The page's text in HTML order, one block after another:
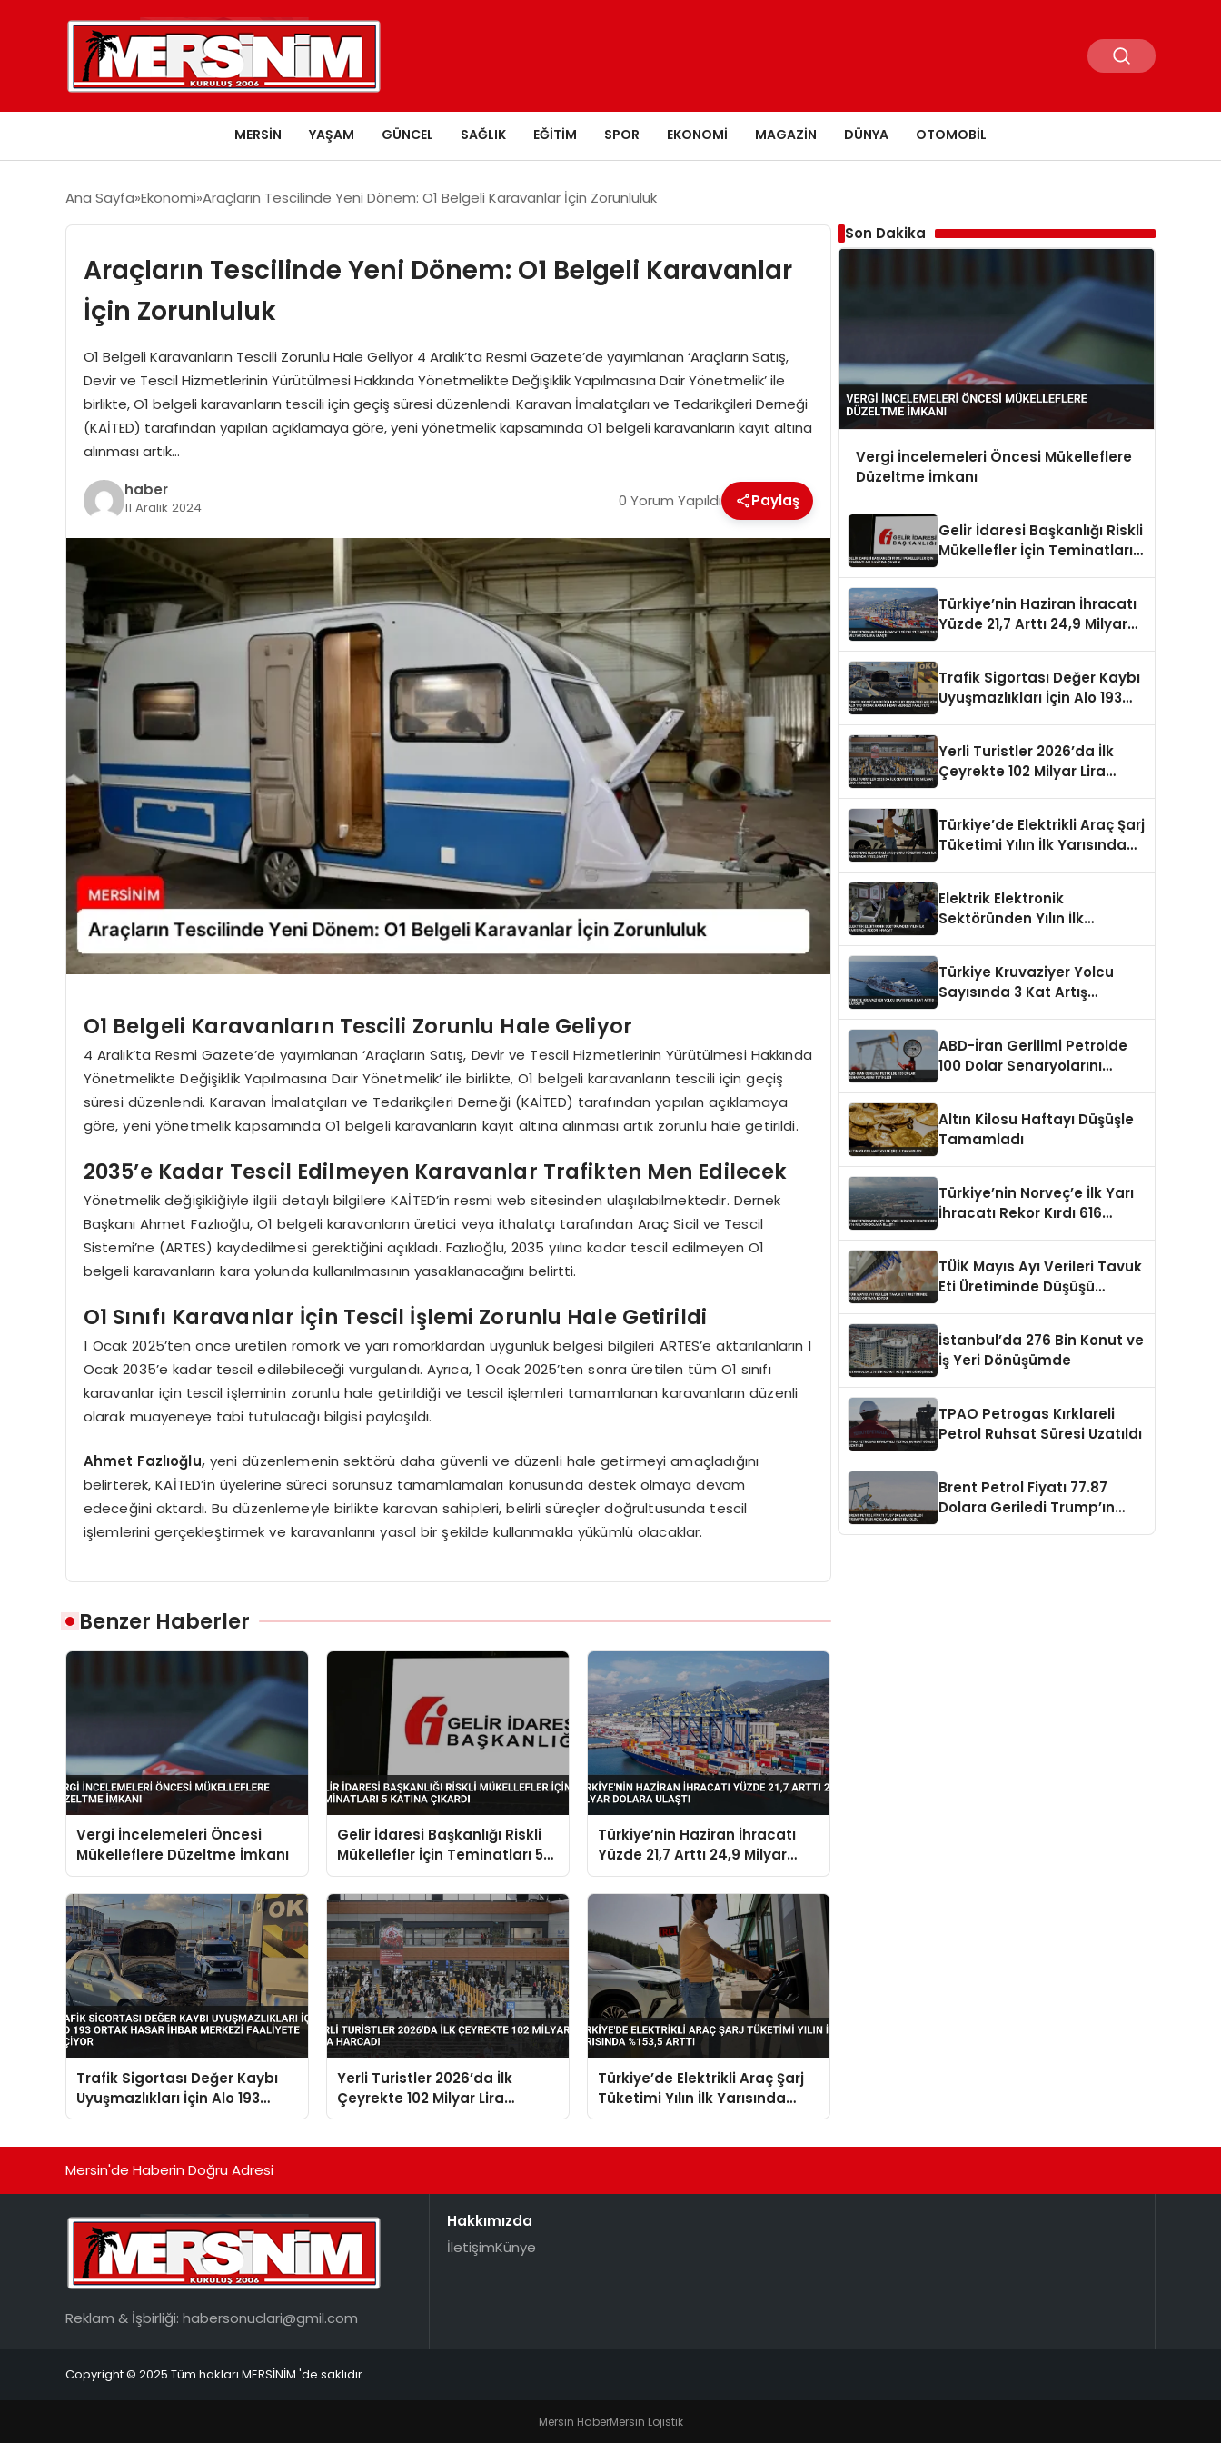
MERSIN YAŞAM GÜNCEL SAĞLIK EĞITIM SPOR EKONOMI MAGAZIN DÜNYA OTOMOBIL
Ana Sayfa Ekonomi Araçların Tescilinde Yeni Dönem: O1 Belgeli Karavanlar İçin Zorunluluk
Araçların Tescilinde Yeni Dönem: O1 Belgeli Karavanlar
İçin Zorunluluk
O1 Belgeli Karavanların Tescili Zorunlu Hale Geliyor 4 Aralık’ta Resmi Gazete’de yayımlanan ‘Araçların Satış,
Devir ve Tescil Hizmetlerinin Yürütülmesi Hakkında Yönetmelikte Değişiklik Yapılmasına Dair Yönetmelik’ ile
birlikte, O1 belgeli karavanların tescili için geçiş süresi düzenlendi. Karavan İmalatçıları ve Tedarikçileri Derneği
(KAİTED) tarafından yapılan açıklamaya göre, yeni yönetmelik kapsamında O1 belgeli karavanların kayıt altına
alınması artık…
haber
11 Aralık 2024 0 Yorum Yapıldı Paylaş
O1 Belgeli Karavanların Tescili Zorunlu Hale Geliyor
4 Aralık’ta Resmi Gazete’de yayımlanan ‘Araçların Satış, Devir ve Tescil Hizmetlerinin Yürütülmesi Hakkında
Yönetmelikte Değişiklik Yapılmasına Dair Yönetmelik’ ile birlikte, O1 belgeli karavanların tescili için geçiş
süresi düzenlendi. Karavan İmalatçıları ve Tedarikçileri Derneği (KAİTED) tarafından yapılan açıklamaya
göre, yeni yönetmelik kapsamında O1 belgeli karavanların kayıt altına alınması artık zorunlu hale getirildi.
2035’e Kadar Tescil Edilmeyen Karavanlar Trafikten Men Edilecek
Yönetmelik değişikliğiyle ilgili detaylı bilgilere KAİTED’in resmi web sitesinden ulaşılabilmektedir. Dernek
Başkanı Ahmet Fazlıoğlu, O1 belgeli karavanların üretici veya ithalatçı tarafından Araç Sicil ve Tescil
Sistemi’ne (ARTES) kaydedilmesi gerektiğini açıkladı. Fazlıoğlu, 2035 yılına kadar tescil edilmeyen O1
belgeli karavanların kara yolunda kullanılmasının yasaklanacağını belirtti.
O1 Sınıfı Karavanlar İçin Tescil İşlemi Zorunlu Hale Getirildi
1 Ocak 2025’ten önce üretilen römork ve yarı römorklardan uygunluk belgesi bilgileri ARTES’e aktarılanların 1
Ocak 2035’e kadar tescil edilebileceği vurgulandı. Ayrıca, 1 Ocak 2025’ten sonra üretilen tüm O1 sınıfı
karavanlar için tescil işleminin zorunlu hale getirildiği ve tescil işlemleri tamamlanan karavanların düzenli
olarak muayeneye tabi tutulacağı bilgisi paylaşıldı.
Ahmet Fazlıoğlu,yeni düzenlemenin sektörü daha güvenli ve düzenli hale getirmeyi amaçladığını
belirterek, KAİTED’in üyelerine süreci sorunsuz tamamlamaları konusunda destek olmaya devam
edeceğini aktardı. Bu düzenlemeyle birlikte karavan sahipleri, belirli süreçler doğrultusunda tescil
işlemlerini gerçekleştirmek ve karavanlarını yasal bir şekilde kullanmakla yükümlü olacaklar.
Benzer Haberler
Vergi İncelemeleri Öncesi
Mükelleflere Düzeltme İmkanı
Gelir İdaresi Başkanlığı Riskli
Mükellefler İçin Teminatları 5
Katına Çıkardı
Türkiye’nin Haziran İhracatı
Yüzde 21,7 Arttı 24,9 Milyar
Dolara Ulaştı
Trafik Sigortası Değer Kaybı
Uyuşmazlıkları İçin Alo 193
Ortak Hasar İhbar Merkezi
Yerli Turistler 2026’da İlk
Çeyrekte 102 Milyar Lira
Harcadı
Türkiye’de Elektrikli Araç Şarj
Tüketimi Yılın İlk Yarısında
%153,5 Arttı
Son Dakika
Vergi İncelemeleri Öncesi Mükelleflere
Düzeltme İmkanı
Gelir İdaresi Başkanlığı Riskli
Mükellefler İçin Teminatları 5
Türkiye’nin Haziran İhracatı
Yüzde 21,7 Arttı 24,9 Milyar
Trafik Sigortası Değer Kaybı
Uyuşmazlıkları İçin Alo 193
Yerli Turistler 2026’da İlk
Çeyrekte 102 Milyar Lira
Türkiye’de Elektrikli Araç Şarj
Tüketimi Yılın İlk Yarısında
Elektrik Elektronik
Sektöründen Yılın İlk
Türkiye Kruvaziyer Yolcu
Sayısında 3 Kat Artış
ABD-İran Gerilimi Petrolde
100 Dolar Senaryolarını
Altın Kilosu Haftayı Düşüşle
Tamamladı
Türkiye’nin Norveç’e İlk Yarı
İhracatı Rekor Kırdı 616
TÜİK Mayıs Ayı Verileri Tavuk
Eti Üretiminde Düşüşü
İstanbul’da 276 Bin Konut ve
İş Yeri Dönüşümde
TPAO Petrogas Kırklareli
Petrol Ruhsat Süresi Uzatıldı
Brent Petrol Fiyatı 77.87
Dolara Geriledi Trump’ın
Mersin'de Haberin Doğru Adresi
Reklam & İşbirliği: habersonuclari@gmil.com
Hakkımızda
İletişimKünye
Copyright © 2025 Tüm hakları MERSİNİM 'de saklıdır.
Mersin HaberMersin Lojistik